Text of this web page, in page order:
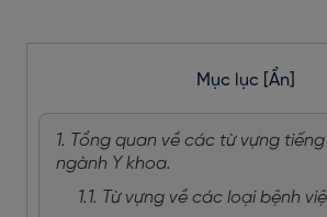
Mục lục [Ẩn]
1. Tổng quan về các từ vựng
ngành Y khoa.
1.1. Từ vựng về các loại bệnh